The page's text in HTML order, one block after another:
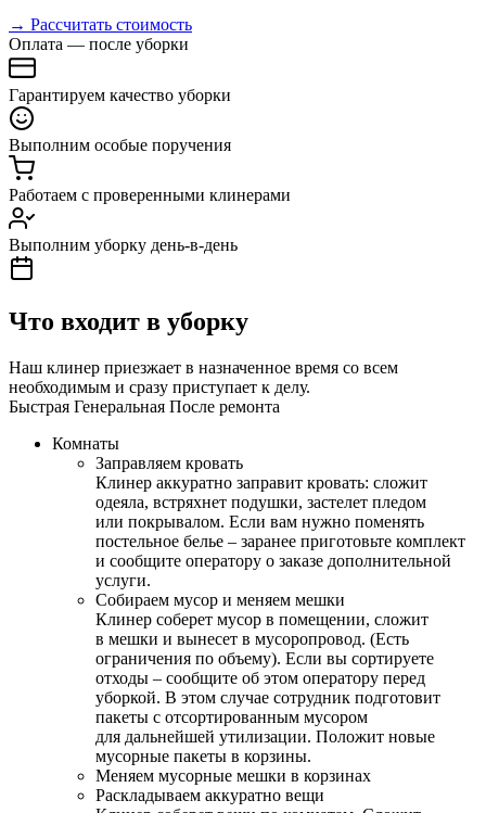
→ Рассчитать стоимость
Оплата — после уборки
Гарантируем качество уборки
Выполним особые поручения
Работаем с проверенными клинерами
Выполним уборку день-в-день
Что входит в уборку
Наш клинер приезжает в назначенное время со всем
необходимым и сразу приступает к делу.
Быстрая Генеральная После ремонта
Комнаты
Заправляем кровать
Клинер аккуратно заправит кровать: сложит
одеяла, встряхнет подушки, застелет пледом
или покрывалом. Если вам нужно поменять
постельное белье – заранее приготовьте комплект
и сообщите оператору о заказе дополнительной
услуги.
Собираем мусор и меняем мешки
Клинер соберет мусор в помещении, сложит
в мешки и вынесет в мусоропровод. (Есть
ограничения по объему). Если вы сортируете
отходы – сообщите об этом оператору перед
уборкой. В этом случае сотрудник подготовит
пакеты с отсортированным мусором
для дальнейшей утилизации. Положит новые
мусорные пакеты в корзины.
Меняем мусорные мешки в корзинах
Раскладываем аккуратно вещи